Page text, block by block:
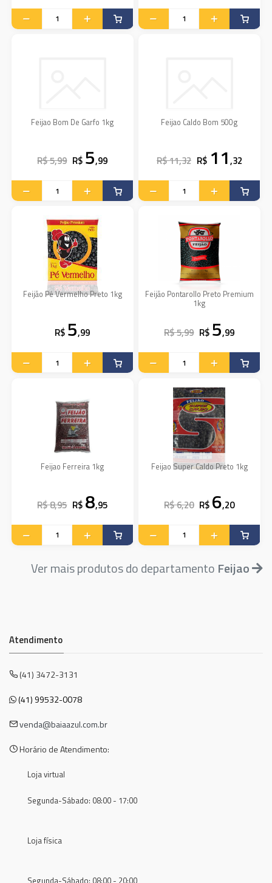
Feijao Bom De Garfo 1kg
R$ 5,99 R$ 5,99
Feijao Caldo Bom 500g
R$ 11,32 R$ 11,32
Feijão Pé Vermelho Preto 1kg
R$ 5,99
Feijão Pontarollo Preto Premium
1kg
R$ 5,99 R$ 5,99
Feijao Ferreira 1kg
R$ 8,95 R$ 8,95
Feijao Super Caldo Preto 1kg
R$ 6,20 R$ 6,20
Ver mais produtos do departamento Feijao
Atendimento
(41) 3472-3131
(41) 99532-0078
venda@baiaazul.com.br
Horário de Atendimento:
Loja virtual
Segunda-Sábado: 08:00 - 17:00
Loja física